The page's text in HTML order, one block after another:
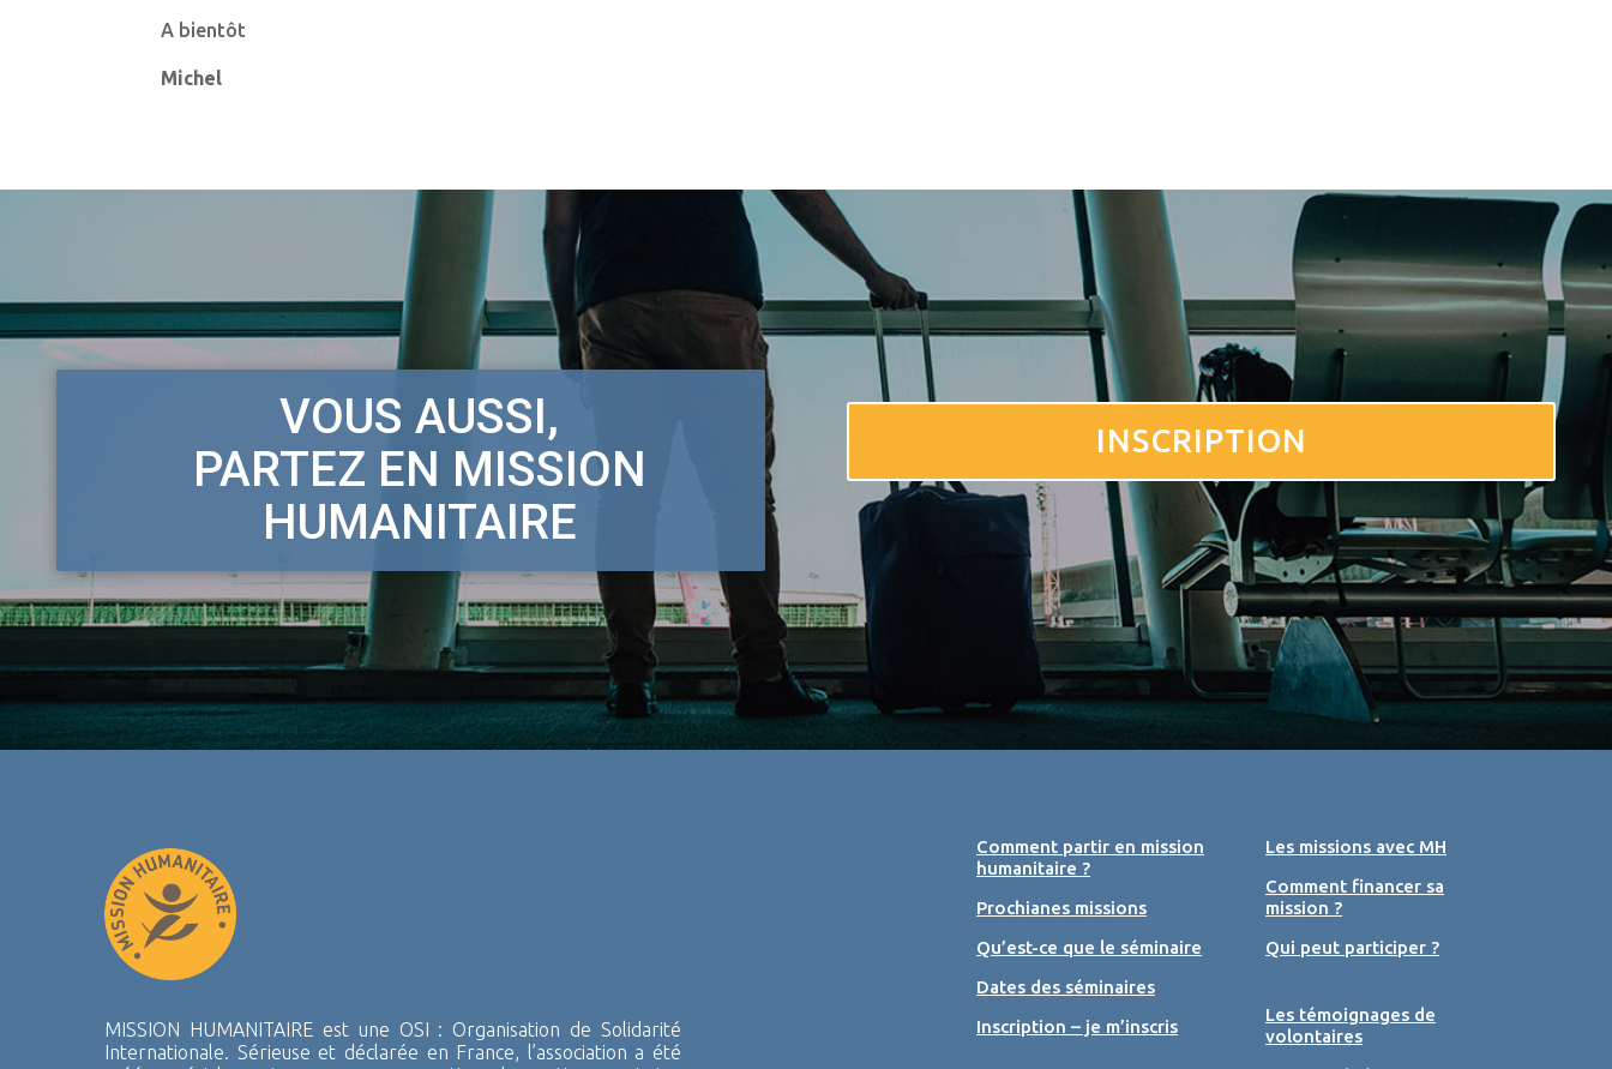
A bientôt
Michel
VOUS AUSSI,
PARTEZ EN MISSION
HUMANITAIRE
INSCRIPTION
MISSION HUMANITAIRE est une OSI : Organisation de Solidarité
Internationale. Sérieuse et déclarée en France, l’association a été
Comment partir en mission
humanitaire ?
Prochianes missions
Qu’est-ce que le séminaire
Dates des séminaires
Inscription – je m’inscris
Les missions avec MH
Comment financer sa
mission ?
Qui peut participer ?
Les témoignages de
volontaires